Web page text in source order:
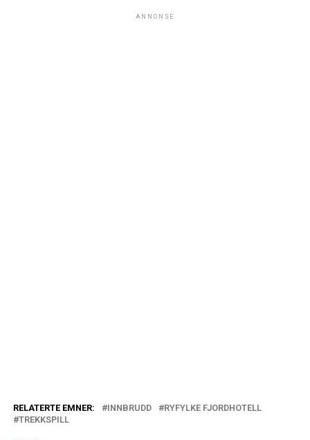
ANNONSE
RELATERTE EMNER: INNBRUDD
RYFYLKE FJORDHOTELL
TREKKSPILL